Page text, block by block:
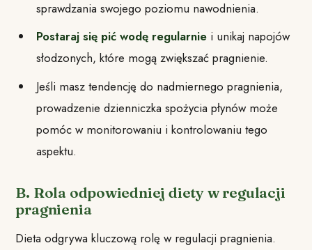
sprawdzania swojego poziomu nawodnienia.
Postaraj się pić wodę regularniei unikaj napojów
słodzonych, które mogą zwiększać pragnienie.
Jeśli masz tendencję do nadmiernego pragnienia,
prowadzenie dzienniczka spożycia płynów może
pomóc w monitorowaniu i kontrolowaniu tego
aspektu.
B. Rola odpowiedniej diety w regulacji
pragnienia
Dieta odgrywa kluczową rolę w regulacji pragnienia.